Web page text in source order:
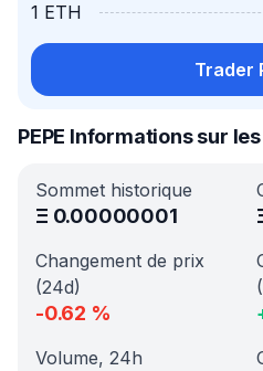
1 ETH
Trader
PEPE Informations sur
Sommet historique
Ξ 0.00000001
Changement de prix
(24d)
-0.62 %
Volume, 24h